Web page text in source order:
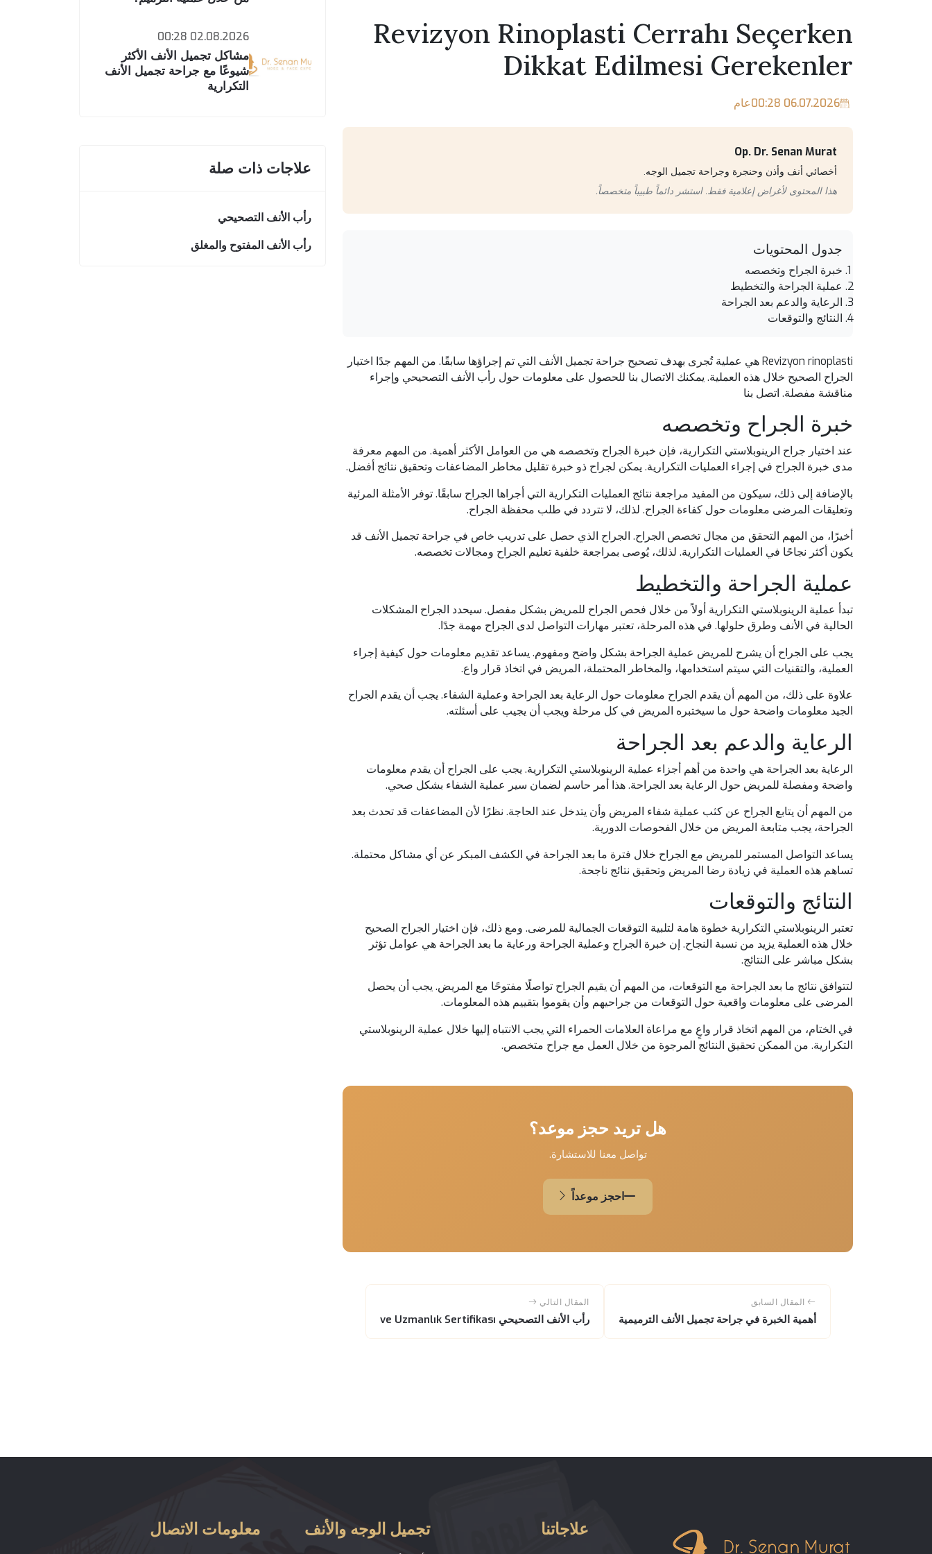
Revizyon Rinoplasti Cerrahı Seçerken
Dikkat Edilmesi Gerekenler
06.07.2026 00:28 عام
Op. Dr. Senan Murat
أخصائي أنف وأذن وحنجرة وجراحة تجميل الوجه.
هذا المحتوى لأغراض إعلامية فقط. استشر دائماً طبيباً متخصصاً.
جدول المحتويات
خبرة الجراح وتخصصه
عملية الجراحة والتخطيط
الرعاية والدعم بعد الجراحة
النتائج والتوقعات
Revizyon rinoplasti هي عملية تُجرى بهدف تصحيح جراحة تجميل الأنف التي تم إجراؤها سابقًا. من المهم جدًا اختيار
الجراح الصحيح خلال هذه العملية. يمكنك الاتصال بنا للحصول على معلومات حول رأب الأنف التصحيحي وإجراء
مناقشة مفصلة. اتصل بنا
خبرة الجراح وتخصصه
عند اختيار جراح الرينوبلاستي التكرارية، فإن خبرة الجراح وتخصصه هي من العوامل الأكثر أهمية. من المهم معرفة
مدى خبرة الجراح في إجراء العمليات التكرارية. يمكن لجراح ذو خبرة تقليل مخاطر المضاعفات وتحقيق نتائج أفضل.
بالإضافة إلى ذلك، سيكون من المفيد مراجعة نتائج العمليات التكرارية التي أجراها الجراح سابقًا. توفر الأمثلة المرئية
وتعليقات المرضى معلومات حول كفاءة الجراح. لذلك، لا تتردد في طلب محفظة الجراح.
أخيرًا، من المهم التحقق من مجال تخصص الجراح. الجراح الذي حصل على تدريب خاص في جراحة تجميل الأنف قد
يكون أكثر نجاحًا في العمليات التكرارية. لذلك، يُوصى بمراجعة خلفية تعليم الجراح ومجالات تخصصه.
عملية الجراحة والتخطيط
تبدأ عملية الرينوبلاستي التكرارية أولاً من خلال فحص الجراح للمريض بشكل مفصل. سيحدد الجراح المشكلات
الحالية في الأنف وطرق حلولها. في هذه المرحلة، تعتبر مهارات التواصل لدى الجراح مهمة جدًا.
يجب على الجراح أن يشرح للمريض عملية الجراحة بشكل واضح ومفهوم. يساعد تقديم معلومات حول كيفية إجراء
العملية، والتقنيات التي سيتم استخدامها، والمخاطر المحتملة، المريض في اتخاذ قرار واع.
علاوة على ذلك، من المهم أن يقدم الجراح معلومات حول الرعاية بعد الجراحة وعملية الشفاء. يجب أن يقدم الجراح
الجيد معلومات واضحة حول ما سيختبره المريض في كل مرحلة ويجب أن يجيب على أسئلته.
الرعاية والدعم بعد الجراحة
الرعاية بعد الجراحة هي واحدة من أهم أجزاء عملية الرينوبلاستي التكرارية. يجب على الجراح أن يقدم معلومات
واضحة ومفصلة للمريض حول الرعاية بعد الجراحة. هذا أمر حاسم لضمان سير عملية الشفاء بشكل صحي.
من المهم أن يتابع الجراح عن كثب عملية شفاء المريض وأن يتدخل عند الحاجة. نظرًا لأن المضاعفات قد تحدث بعد
الجراحة، يجب متابعة المريض من خلال الفحوصات الدورية.
يساعد التواصل المستمر للمريض مع الجراح خلال فترة ما بعد الجراحة في الكشف المبكر عن أي مشاكل محتملة.
تساهم هذه العملية في زيادة رضا المريض وتحقيق نتائج ناجحة.
النتائج والتوقعات
تعتبر الرينوبلاستي التكرارية خطوة هامة لتلبية التوقعات الجمالية للمرضى. ومع ذلك، فإن اختيار الجراح الصحيح
خلال هذه العملية يزيد من نسبة النجاح. إن خبرة الجراح وعملية الجراحة ورعاية ما بعد الجراحة هي عوامل تؤثر
بشكل مباشر على النتائج.
لتتوافق نتائج ما بعد الجراحة مع التوقعات، من المهم أن يقيم الجراح تواصلًا مفتوحًا مع المريض. يجب أن يحصل
المرضى على معلومات واقعية حول التوقعات من جراحيهم وأن يقوموا بتقييم هذه المعلومات.
في الختام، من المهم اتخاذ قرار واعٍ مع مراعاة العلامات الحمراء التي يجب الانتباه إليها خلال عملية الرينوبلاستي
التكرارية. من الممكن تحقيق النتائج المرجوة من خلال العمل مع جراح متخصص.
هل تريد حجز موعد؟
تواصل معنا للاستشارة.
احجز موعداً
المقال السابق
أهمية الخبرة في جراحة تجميل الأنف الترميمية
المقال التالي
رأب الأنف التصحيحي ve Uzmanlık Sertifikası
02.08.2026 00:28
مشاكل تجميل الأنف الأكثر
شيوعًا مع جراحة تجميل الأنف
التكرارية
علاجات ذات صلة
رأب الأنف التصحيحي
رأب الأنف المفتوح والمغلق
علاجاتنا تجميل الوجه والأنف معلومات الاتصال